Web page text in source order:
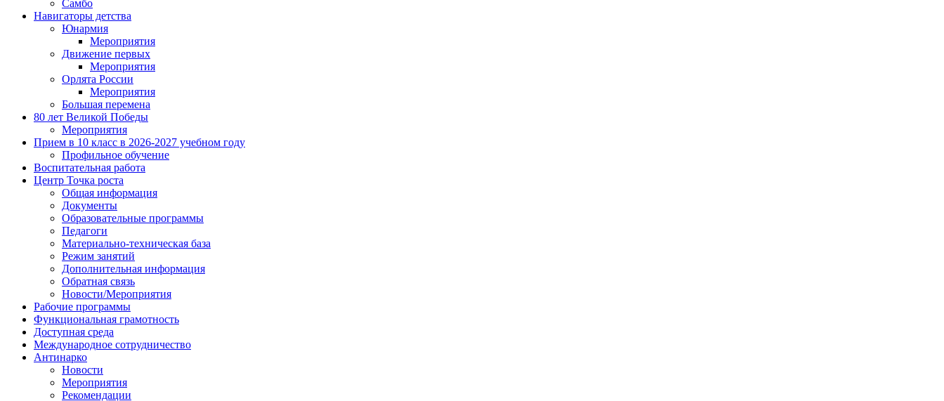
Самбо
Навигаторы детства
Юнармия
Мероприятия
Движение первых
Мероприятия
Орлята России
Мероприятия
Большая перемена
80 лет Великой Победы
Мероприятия
Прием в 10 класс в 2026-2027 учебном году
Профильное обучение
Воспитательная работа
Центр Точка роста
Общая информация
Документы
Образовательные программы
Педагоги
Материально-техническая база
Режим занятий
Дополнительная информация
Обратная связь
Новости/Мероприятия
Рабочие программы
Функциональная грамотность
Доступная среда
Международное сотрудничество
Антинарко
Новости
Мероприятия
Рекомендации